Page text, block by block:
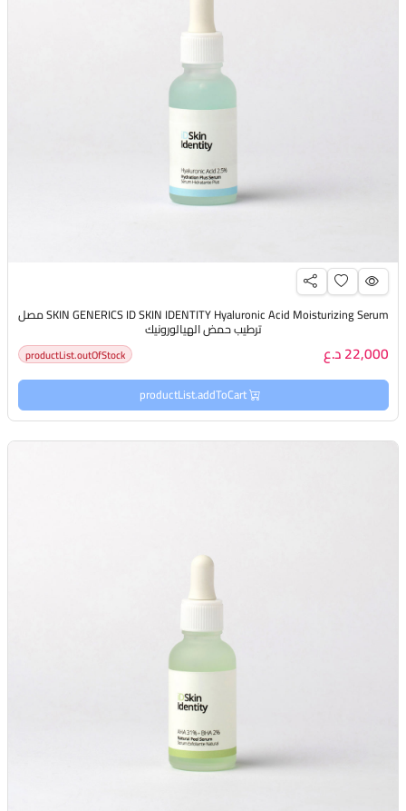
SKIN GENERICS ID SKIN IDENTITY Hyaluronic Acid Moisturizing Serum مصل
ترطيب حمض الهيالورونيك
22,000 د.ع productList.outOfStock
productList.addToCart